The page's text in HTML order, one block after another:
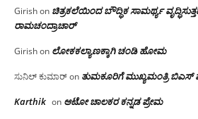
Girishon ಚಿತ್ರಕಲೆಯಿಂದ ಬೌದ್ಧಿಕ ಸಾಮರ್ಥ್ಯ
ರಾಮಚಂದ್ರಾಚಾರ್
Girishon ಲೋಕಕಲ್ಯಾಣಕ್ಕಾಗಿ ಚಂಡಿ ಹೋಮ
ಸುನಿಲ್ ಕುಮಾರ್on ತುಮಕೂರಿಗೆ ಮುಖ್ಯಮಂತ್ರಿ ಬಿಎಸ್
Karthik on ಆಟೋ ಚಾಲಕರ ಕನ್ನಡ ಪ್ರೇಮ